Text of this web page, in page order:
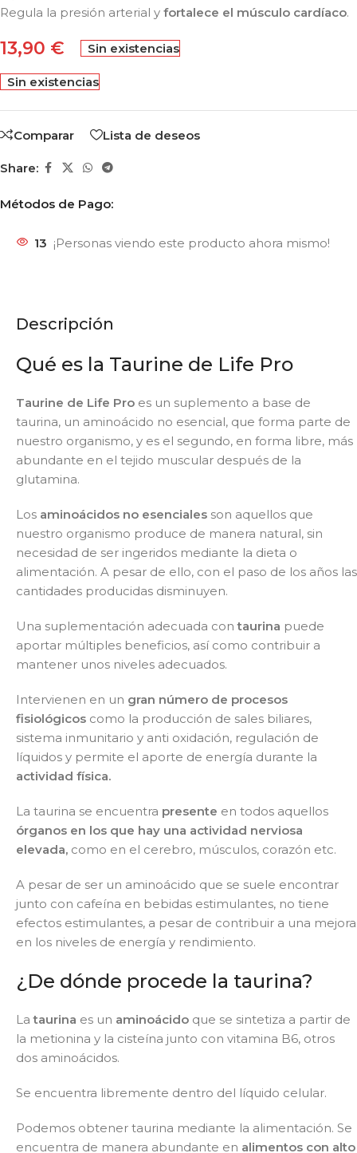
Regula la presión arterial y fortalece el músculo cardíaco.
13,90 € Sin existencias
Sin existencias
Comparar Lista de deseos
Share:
Métodos de Pago:
13 ¡Personas viendo este producto ahora mismo!
Descripción
Qué es la Taurine de Life Pro
Taurine de Life Pro es un suplemento a base de
taurina, un aminoácido no esencial, que forma parte de
nuestro organismo, y es el segundo, en forma libre, más
abundante en el tejido muscular después de la
glutamina.
Los aminoácidos no esenciales son aquellos que
nuestro organismo produce de manera natural, sin
necesidad de ser ingeridos mediante la dieta o
alimentación. A pesar de ello, con el paso de los años las
cantidades producidas disminuyen.
Una suplementación adecuada contaurina puede
aportar múltiples beneficios, así como contribuir a
mantener unos niveles adecuados.
Intervienen en un gran número de procesos
fisiológicos como la producción de sales biliares,
sistema inmunitario y anti oxidación, regulación de
líquidos y permite el aporte de energía durante la
actividad física.
La taurina se encuentra presente en todos aquellos
órganos en los que hay una actividad nerviosa
elevada, como en el cerebro, músculos, corazón etc.
A pesar de ser un aminoácido que se suele encontrar
junto con cafeína en bebidas estimulantes, no tiene
efectos estimulantes, a pesar de contribuir a una mejora
en los niveles de energía y rendimiento.
¿De dónde procede la taurina?
Lataurina es un aminoácido que se sintetiza a partir de
la metionina y la cisteína junto con vitamina B6, otros
dos aminoácidos.
Se encuentra libremente dentro del líquido celular.
Podemos obtener taurina mediante la alimentación. Se
encuentra de manera abundante en alimentos con alto